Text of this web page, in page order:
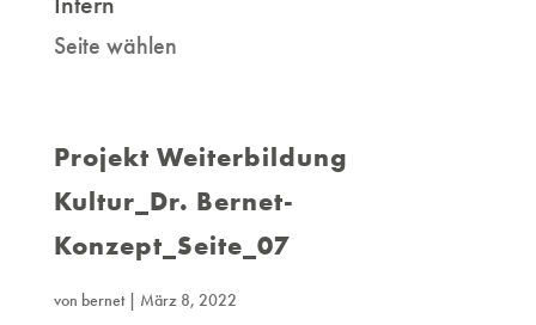
Seite wählen
Projekt Weiterbildung
Kultur_Dr. Bernet-
Konzept_Seite_07
von bernet| März 8, 2022